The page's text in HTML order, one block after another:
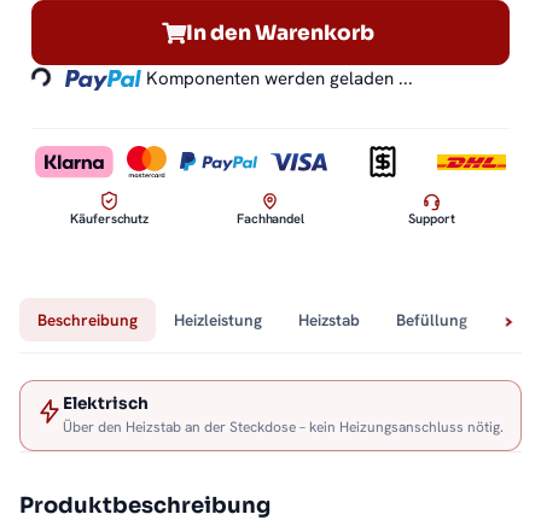
In den Warenkorb
Loading... Komponenten werden geladen ...
Käuferschutz Fachhandel Support
Beschreibung Heizleistung Heizstab Befüllung
Elektrisch
Über den Heizstab an der Steckdose – kein Heizungsanschluss nötig.
Produktbeschreibung